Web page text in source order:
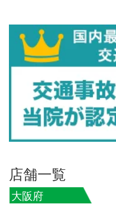
店舗一覧
大阪府